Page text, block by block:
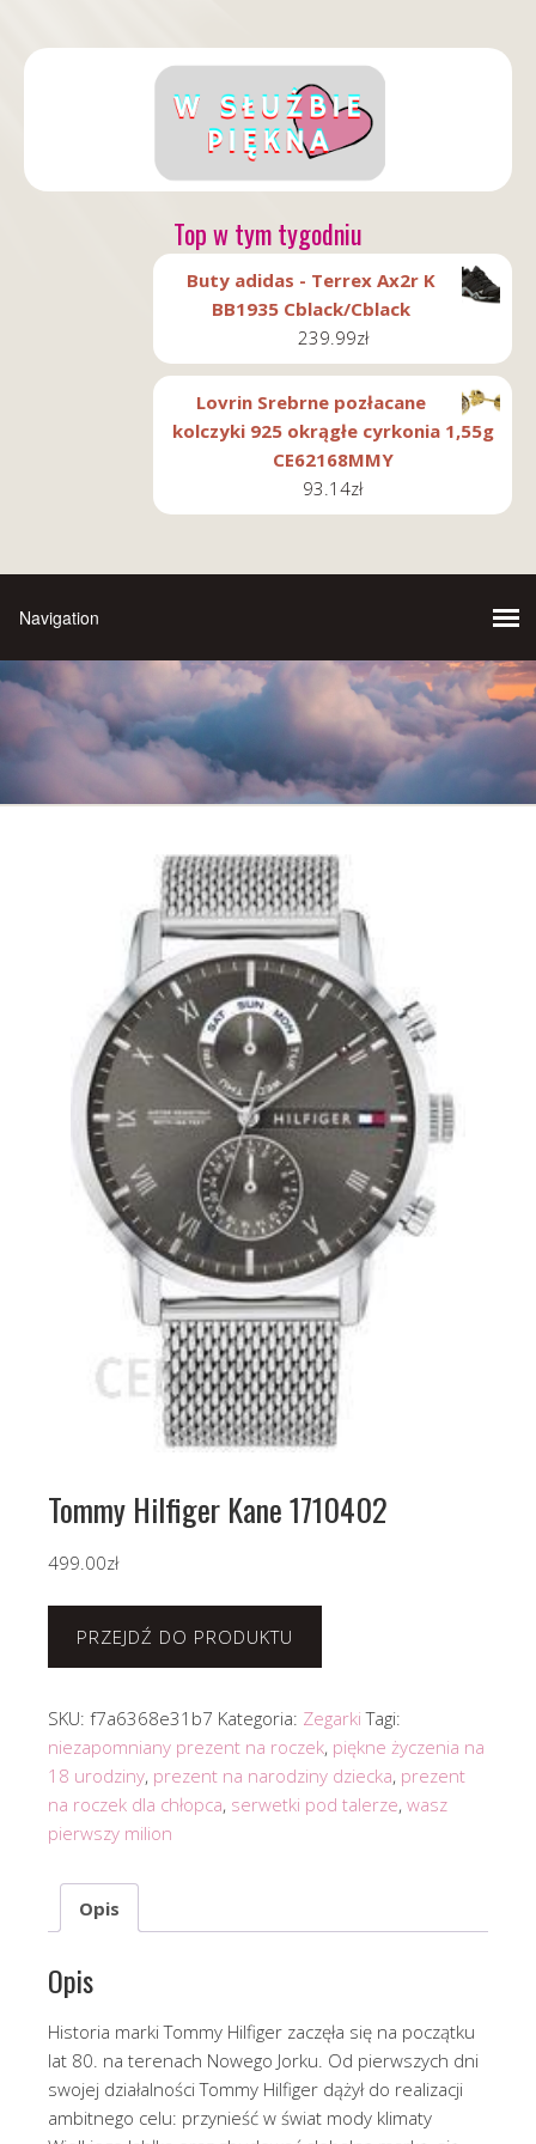
Top w tym tygodniu
Buty adidas - Terrex Ax2r K
BB1935 Cblack/Cblack
239.99zł
Lovrin Srebrne pozłacane
kolczyki 925 okrągłe cyrkonia 1,55g
CE62168MMY
93.14zł
Tommy Hilfiger Kane 1710402
499.00zł
PRZEJDŹ DO PRODUKTU
SKU: f7a6368e31b7 Kategoria: Zegarki Tagi:
niezapomniany prezent na roczek, piękne życzenia na
18 urodziny, prezent na narodziny dziecka, prezent
na roczek dla chłopca, serwetki pod talerze, wasz
pierwszy milion
Opis
Opis
Historia marki Tommy Hilfiger zaczęła się na początku
lat 80. na terenach Nowego Jorku. Od pierwszych dni
swojej działalności Tommy Hilfiger dążył do realizacji
ambitnego celu: przynieść w świat mody klimaty